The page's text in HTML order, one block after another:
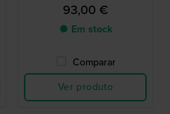
93,00 €
● Em stock
Comparar
Ver produto